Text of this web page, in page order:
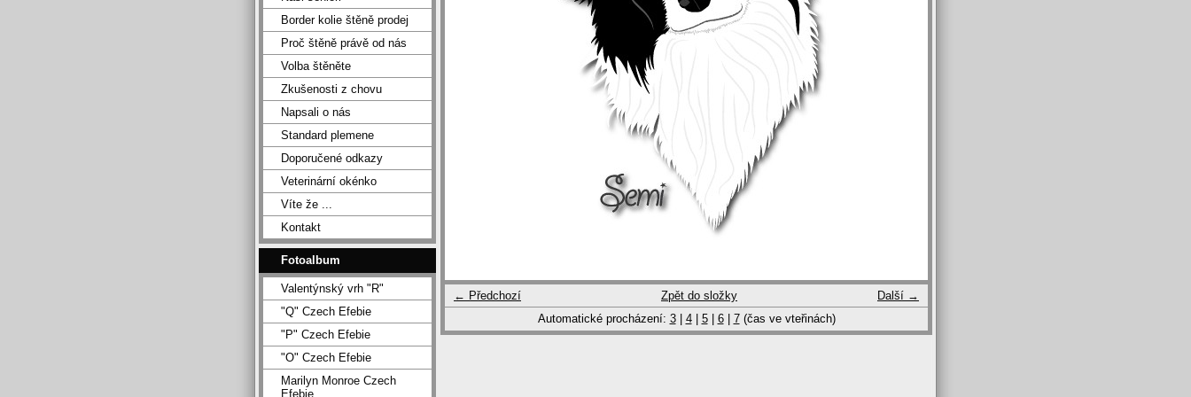
← Předchozí Další →
Zpět do složky
Automatické procházení: 3| 4| 5| 6| 7(čas ve vteřinách)
Border kolie štěně prodej
Proč štěně právě od nás
Volba štěněte
Zkušenosti z chovu
Napsali o nás
Standard plemene
Doporučené odkazy
Veterinární okénko
Víte že ...
Kontakt
Fotoalbum
Valentýnský vrh "R"
"Q" Czech Efebie
"P" Czech Efebie
"O" Czech Efebie
Marilyn Monroe Czech
Efebie